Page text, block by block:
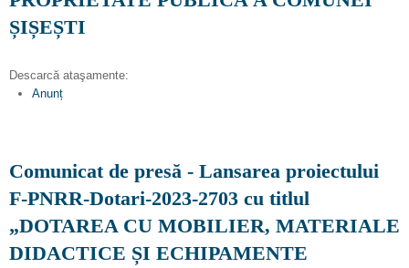
ȘIȘEȘTI
Descarcă ataşamente:
Anunț
Comunicat de presă - Lansarea proiectului
F-PNRR-Dotari-2023-2703 cu titlul
„DOTAREA CU MOBILIER, MATERIALE
DIDACTICE ȘI ECHIPAMENTE